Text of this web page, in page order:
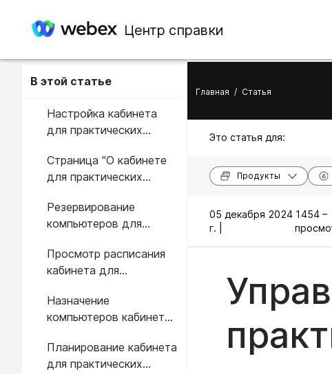
Центр справки
В этой статье
Настройка кабинета
для практических
Страница "О кабинете
для практических
Резервирование
компьютеров для
практических занятий в
ходе сеанса
Просмотр расписания
кабинета для
Назначение
компьютеров кабинета
занятий
зарегистрированным
Планирование кабинета
для практических
Главная / Статья
Это статья для:
Продукты
05 декабря 2024
г. |
1454 –